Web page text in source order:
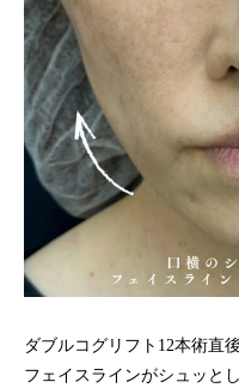
ダブルコグリフト12本術直
フェイスラインがシュッと